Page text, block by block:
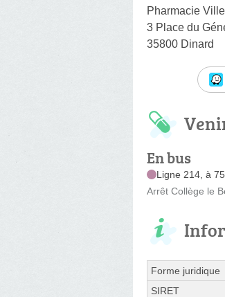
Pharmacie Ville
3 Place du
35800 Dinard
En bus
Ligne 214, à
Arrêt Collège le
Forme juridique
SIRET